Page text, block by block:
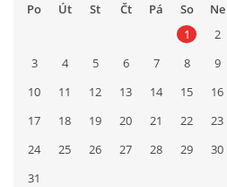
Po
Út St Čt Pá So
Ne
1
2
3
4 5 6 7 8
9
10
11 12 13 14 15
16
17
18 19 20 21 22
23
24
25 26 27 28 29
30
31